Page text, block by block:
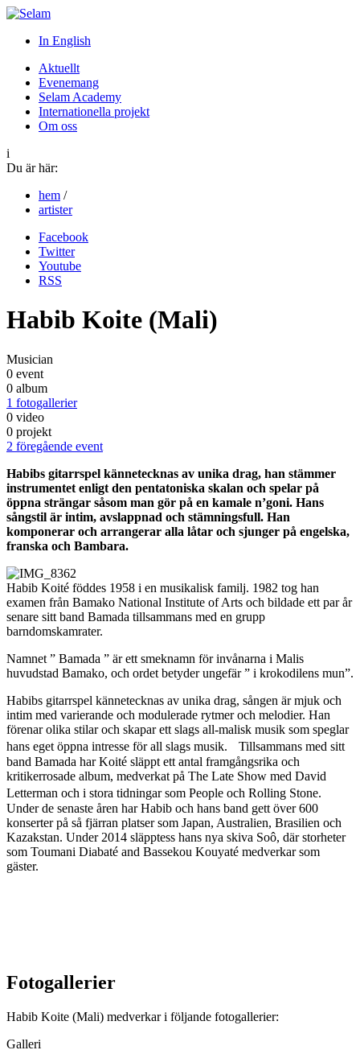
In English
Aktuellt
Evenemang
Selam Academy
Internationella projekt
Om oss
i
Du är här:
hem /
artister
Facebook
Twitter
Youtube
RSS
Habib Koite (Mali)
Musician
0 event
0 album
1 fotogallerier
0 video
0 projekt
2 föregående event
Habibs gitarrspel kännetecknas av unika drag, han stämmer
instrumentet enligt den pentatoniska skalan och spelar på
öppna strängar såsom man gör på en kamale n’goni. Hans
sångstil är intim, avslappnad och stämningsfull. Han
komponerar och arrangerar alla låtar och sjunger på engelska,
franska och Bambara.
Habib Koité föddes 1958 i en musikalisk familj. 1982 tog han
examen från Bamako National Institute of Arts och bildade ett par år
senare sitt band Bamada tillsammans med en grupp
barndomskamrater.
Namnet ” Bamada ” är ett smeknamn för invånarna i Malis
huvudstad Bamako, och ordet betyder ungefär ” i krokodilens mun”.
Habibs gitarrspel kännetecknas av unika drag, sången är mjuk och
intim med varierande och modulerade rytmer och melodier. Han
förenar olika stilar och skapar ett slags all-malisk musik som speglar
hans eget öppna intresse för all slags musik. Tillsammans med sitt
band Bamada har Koité släppt ett antal framgångsrika och
kritikerrosade album, medverkat på The Late Show med David
Letterman och i stora tidningar som People och Rolling Stone.
Under de senaste åren har Habib och hans band gett över 600
konserter på så fjärran platser som Japan, Australien, Brasilien och
Kazakstan. Under 2014 släpptess hans nya skiva Soô, där storheter
som Toumani Diabaté and Bassekou Kouyaté medverkar som
gäster.
Fotogallerier
Habib Koite (Mali) medverkar i följande fotogallerier:
Galleri